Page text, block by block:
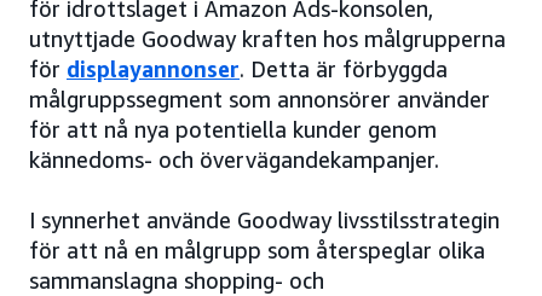
för idrottslaget i Amazon Ads-konsolen,
utnyttjade Goodway kraften hos målgrupperna
för displayannonser. Detta är förbyggda
målgruppssegment som annonsörer använder
för att nå nya potentiella kunder genom
kännedoms- och övervägandekampanjer.
I synnerhet använde Goodway livsstilsstrategin
för att nå en målgrupp som återspeglar olika
sammanslagna shopping- och